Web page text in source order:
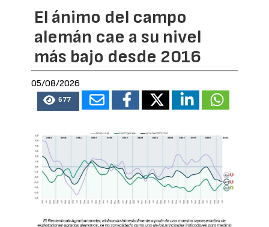
El ánimo del campo
alemán cae a su nivel
más bajo desde 2016
05/08/2026
677